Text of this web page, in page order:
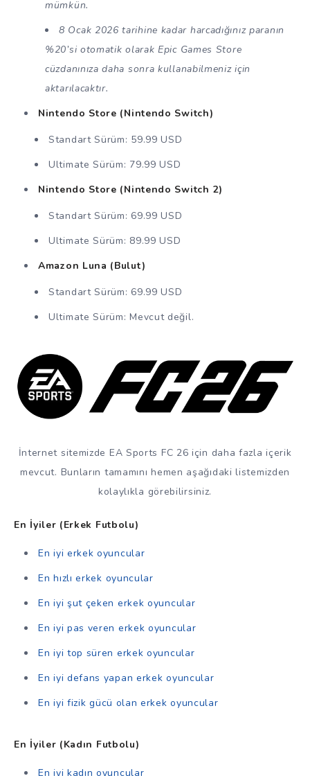
mümkün.
8 Ocak 2026 tarihine kadar harcadığınız paranın
%20’si otomatik olarak Epic Games Store
cüzdanınıza daha sonra kullanabilmeniz için
aktarılacaktır.
Nintendo Store (Nintendo Switch)
Standart Sürüm: 59.99 USD
Ultimate Sürüm: 79.99 USD
Nintendo Store (Nintendo Switch 2)
Standart Sürüm: 69.99 USD
Ultimate Sürüm: 89.99 USD
Amazon Luna (Bulut)
Standart Sürüm: 69.99 USD
Ultimate Sürüm: Mevcut değil.
İnternet sitemizde EA Sports FC 26 için daha fazla içerik
mevcut. Bunların tamamını hemen aşağıdaki listemizden
kolaylıkla görebilirsiniz.
En İyiler (Erkek Futbolu)
En iyi erkek oyuncular
En hızlı erkek oyuncular
En iyi şut çeken erkek oyuncular
En iyi pas veren erkek oyuncular
En iyi top süren erkek oyuncular
En iyi defans yapan erkek oyuncular
En iyi fizik gücü olan erkek oyuncular
En İyiler (Kadın Futbolu)
En iyi kadın oyuncular